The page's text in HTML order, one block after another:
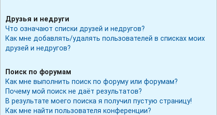
Друзья и недруги
Что означают списки друзей и недругов?
Как мне добавлять/удалять пользователей в списках моих
друзей и недругов?
Поиск по форумам
Как мне выполнить поиск по форуму или форумам?
Почему мой поиск не даёт результатов?
В результате моего поиска я получил пустую страницу!
Как мне найти пользователя конференции?